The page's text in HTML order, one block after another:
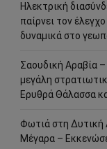
Ηλεκτρική
παίρνει τον
δυναμικά στο
Σαουδική Αραβία
μεγάλη
Ερυθρά Θάλασσα
Φωτιά στη Δυτική
Μέγαρα –